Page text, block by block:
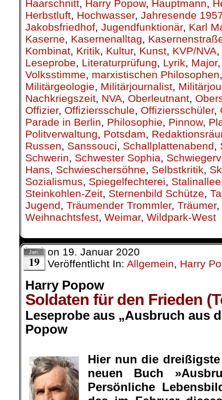
Haarschnitt, Harry Popow, Hauptmann,
Herbstluft, Hochwasser, Jahresende
Jakobsfriedhof, Jugendfunktionär, Karl
Kaserne, Kasernenalltag,
Kombinat, Kritik, Kultur, Kunst, KVP/NVA,
Leseprobe, Literaturprüfung, Lyrik, Major
Volksstimme, marxistischen Philosophen
Militärgeologie, Militärjournalist,
Nachkriegszeit, NVA, Oberleutnant,
Offizier, Offiziersschule, Offiziersschüler,
Parade in Berlin, Philosophie, Pinnow,
Politverwaltung, Potsdam,
Russen, Sanssouci, Schallplattenabend,
Schwerin, Schwester Sophia,
Hans, Schwieschersöhne, Selbstkritik,
Sozialismus, Spiegelfechterei, Stalinallee
Steinkohlen-Zeit, Sternenbild Schütze,
Jugend, Träumender Trommler, Träumer,
Weihnachtsfest, Weimar, Wildpark-West
Jan.
19
on 19. Januar 2020
Veröffentlicht In: Allgemein, Harry
Harry Popow
Soldaten für den Frieden
Leseprobe aus „Ausbruch aus
Popow
Hier nun die
neuen Buch
Persönliche